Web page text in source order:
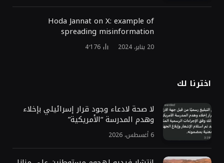
Hoda Jannat on X: example of
spreading misinformation
20 يناير، 2024 4٬176
اخترنا لك
لا صحة لادعاء وجود قرار إسرائيلي بإخلاء
وهدم المدرسة “الأمريكية”
6 أغسطس، 2026